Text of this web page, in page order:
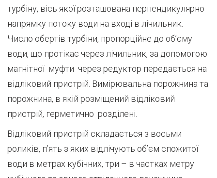
турбіну, вісь якої розташована перпендикулярно
напрямку потоку води на вході в лічильник.
Число обертів турбіни, пропорційне до об’єму
води, що протікає через лічильник, за допомогою
магнітної муфти через редуктор передається на
відліковий пристрій. Вимірювальна порожнина та
порожнина, в якій розміщений відліковий
пристрій, герметично розділені.
Відліковий пристрій складається з восьми
роликів, п’ять з яких відлічують об’єм спожитої
води в метрах кубічних, три – в частках метру